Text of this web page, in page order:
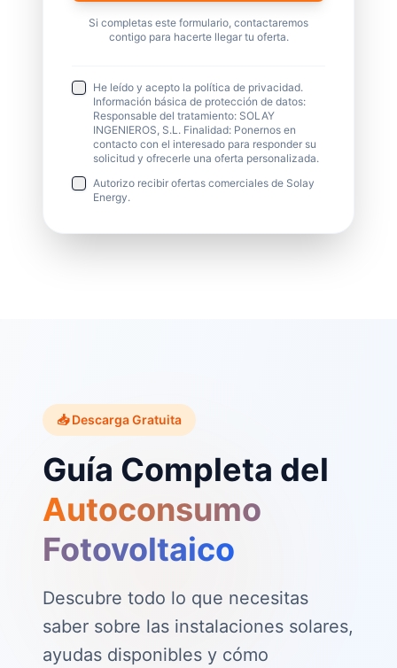
Si completas este formulario, contactaremos
contigo para hacerte llegar tu oferta.
He leído y acepto la política de privacidad.
Información básica de protección de datos:
Responsable del tratamiento: SOLAY
INGENIEROS, S.L. Finalidad: Ponernos en
contacto con el interesado para responder su
solicitud y ofrecerle una oferta personalizada.
Autorizo recibir ofertas comerciales de Solay
Energy.
📥 Descarga Gratuita
Guía Completa del
Autoconsumo
Fotovoltaico
Descubre todo lo que necesitas
saber sobre las instalaciones solares,
ayudas disponibles y cómo